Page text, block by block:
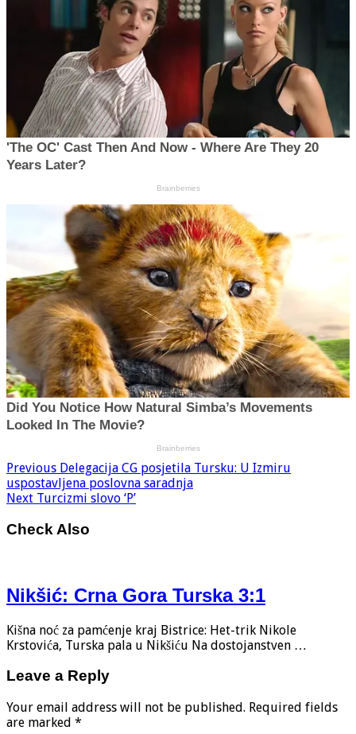
Previous Delegacija CG posjetila Tursku: U Izmiru
uspostavljena poslovna saradnja
Next Turcizmi slovo ‘P’
Check Also
Nikšić: Crna Gora Turska 3:1
Kišna noć za pamćenje kraj Bistrice: Het-trik Nikole
Krstovića, Turska pala u Nikšiću Na dostojanstven …
Leave a Reply
Your email address will not be published. Required fields
are marked *